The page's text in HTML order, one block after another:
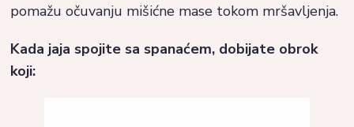
pomažu očuvanju mišićne mase tokom mršavljenja.
Kada jaja spojite sa spanaćem, dobijate obrok
koji: